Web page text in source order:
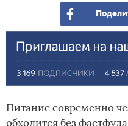
Питание современно
обходится без